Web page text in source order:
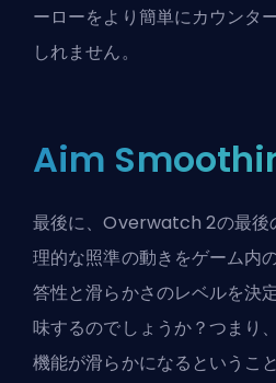
ーローをより簡単にカウンタ
しれません。
Aim
最後に、Overwatch 2の最後
理的な照準の動きをゲーム内
答性と滑らかさのレベルを決
味するのでしょうか？つまり
機能が滑らかになるというこ